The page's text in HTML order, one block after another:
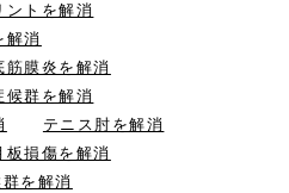
ントを解消
解消
筋膜炎を解消
候群を解消
テニス肘を解消
板損傷を解消
を解消